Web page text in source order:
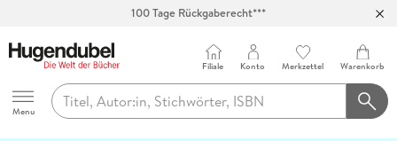
100 Tage Rückgaberecht***
Hugendubel
Menu
Filiale Konto Merkzettel Warenkorb